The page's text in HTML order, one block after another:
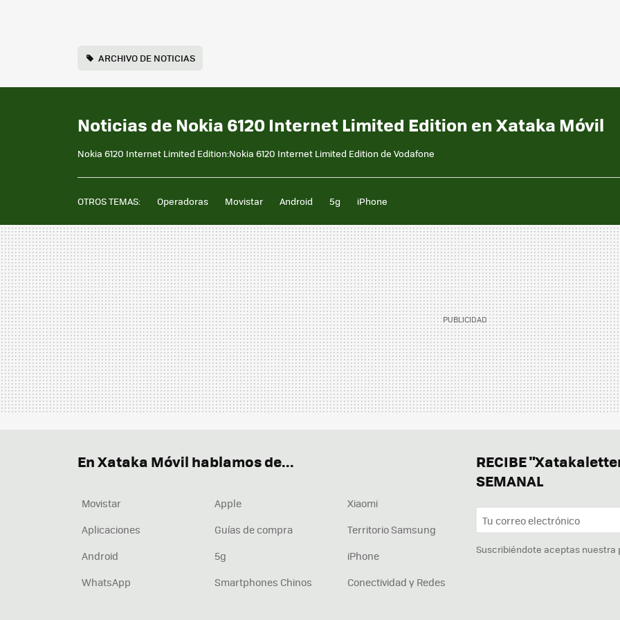
ARCHIVO DE NOTICIAS
Noticias de Nokia 6120 Internet Limited Edition en Xataka Móvil
Nokia 6120 Internet Limited Edition:Nokia 6120 Internet Limited Edition de Vodafone
OTROS TEMAS: Operadoras Movistar Android 5g iPhone
RECIBE
SEMANAL
Suscribiéndote aceptas nuestra
En Xataka Móvil hablamos de...
Movistar Apple
Xiaomi
Aplicaciones
Guías de compra
Territorio Samsung
Android
5g
iPhone
WhatsApp
Smartphones Chinos Conectividad y Redes